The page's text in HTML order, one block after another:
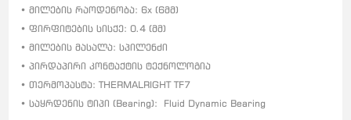
• მილების რაოდენობა: 6x (6მმ)
• ფირფიტების სისქე: 0.4 (მმ)
• მილების მასალა: სპილენძი
• პირდაპირი კონტაქტის ტექნოლოგია
• თერმოპასტა: THERMALRIGHT TF7
• საყრდენის ტიპი (Bearing): Fluid Dynamic Bearing